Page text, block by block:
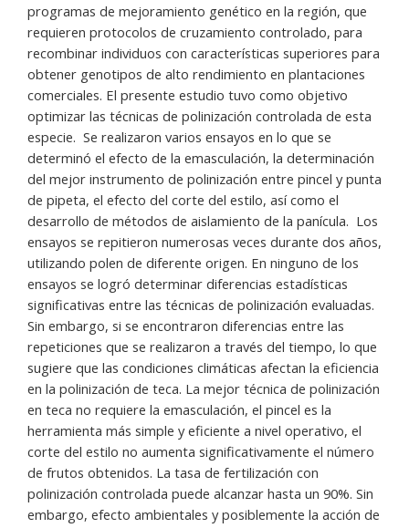
programas de mejoramiento genético en la región, que
requieren protocolos de cruzamiento controlado, para
recombinar individuos con características superiores para
obtener genotipos de alto rendimiento en plantaciones
comerciales. El presente estudio tuvo como objetivo
optimizar las técnicas de polinización controlada de esta
especie. Se realizaron varios ensayos en lo que se
determinó el efecto de la emasculación, la determinación
del mejor instrumento de polinización entre pincel y punta
de pipeta, el efecto del corte del estilo, así como el
desarrollo de métodos de aislamiento de la panícula. Los
ensayos se repitieron numerosas veces durante dos años,
utilizando polen de diferente origen. En ninguno de los
ensayos se logró determinar diferencias estadísticas
significativas entre las técnicas de polinización evaluadas.
Sin embargo, si se encontraron diferencias entre las
repeticiones que se realizaron a través del tiempo, lo que
sugiere que las condiciones climáticas afectan la eficiencia
en la polinización de teca. La mejor técnica de polinización
en teca no requiere la emasculación, el pincel es la
herramienta más simple y eficiente a nivel operativo, el
corte del estilo no aumenta significativamente el número
de frutos obtenidos. La tasa de fertilización con
polinización controlada puede alcanzar hasta un 90%. Sin
embargo, efecto ambientales y posiblemente la acción de